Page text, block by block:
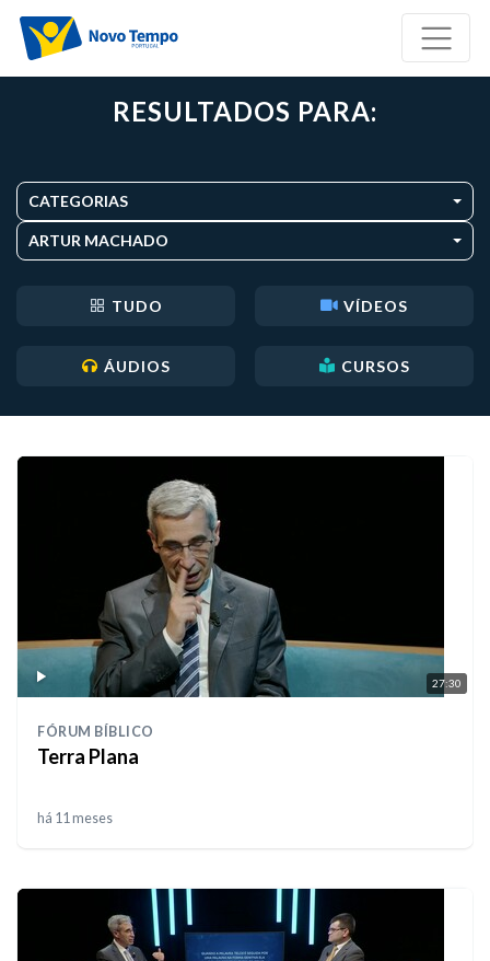
RESULTADOS PARA:
CATEGORIAS
ARTUR MACHADO
TUDO VÍDEOS
ÁUDIOS CURSOS
27:30
FÓRUM BÍBLICO
Terra Plana
há 11 meses